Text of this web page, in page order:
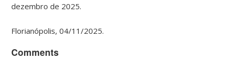
dezembro de 2025.
Florianópolis, 04/11/2025.
Comments